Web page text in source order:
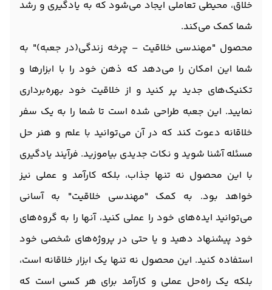
خلاق، محیطی تعاملی ایجاد می‌شود که به یادگیری و رشد
شما کمک می‌کند.
محصول "مهندسی خلاقیت – چرخه زندگی(در جعبه)" به
شما این امکان را می‌دهد که ذهن خود را با ابزارها و
تکنیک‌های جدید پر کنید و از خلاقیت خود بهره‌برداری
نمایید. این جعبه طراحی شده است تا شما را به یک سفر
خلاقانه دعوت کند که در آن می‌توانید با علم و هنر حل
مسئله آشنا شوید و نکات جدیدی بیاموزید. فرآیند یادگیری
با این محصول نه تنها جذاب، بلکه کارآمد و عملی نیز
خواهد بود. به کمک "مهندسی خلاقیت" به آسانی
می‌توانید ایده‌های خود را عملی کنید، آنها را به گروه‌های
خود پیشنهاد دهید و یا حتی در پروژه‌های شخصی خود
استفاده کنید. این محصول نه تنها یک ابزار خلاقانه است،
بلکه یک راه‌حل عملی و کارآمد برای هر کسی است که